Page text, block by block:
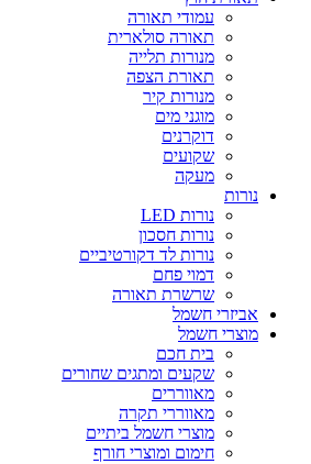
עמודי תאורה
תאורה סולארית
מנורות תלייה
תאורת הצפה
מנורות קיר
מוגני מים
דוקרנים
שקועים
מעקה
נורות
נורות LED
נורות חסכון
נורות לד דקורטיביים
דמוי פחם
שרשרת תאורה
אביזרי חשמל
מוצרי חשמל
בית חכם
שקעים ומתגים שחורים
מאווררים
מאווררי תקרה
מוצרי חשמל ביתיים
חימום ומוצרי חורף